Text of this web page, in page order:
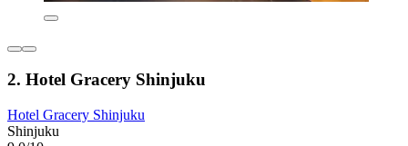
2. Hotel Gracery Shinjuku
Hotel Gracery Shinjuku
Shinjuku